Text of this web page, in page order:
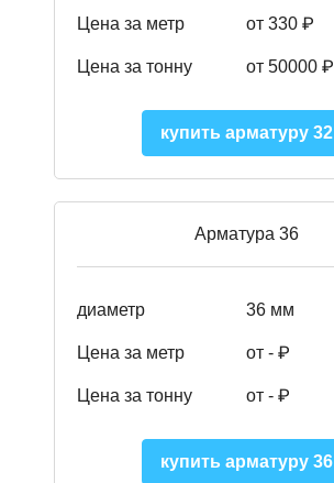
Цена за метр от 330 ₽
Цена за тонну от 50000 ₽
купить арматуру 32
Арматура 36
диаметр 36 мм
Цена за метр от - ₽
Цена за тонну от - ₽
купить арматуру 36